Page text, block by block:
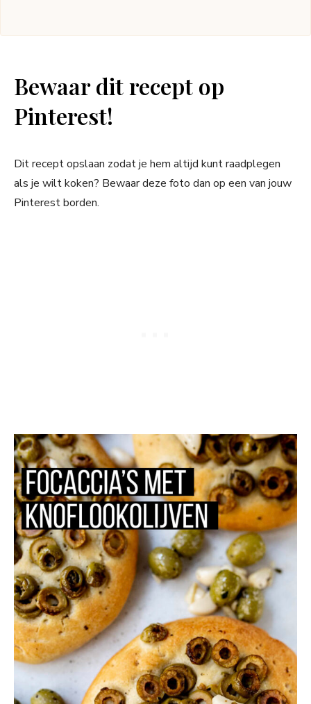
Bewaar dit recept op
Pinterest!
Dit recept opslaan zodat je hem altijd kunt raadplegen
als je wilt koken? Bewaar deze foto dan op een van jouw
Pinterest borden.